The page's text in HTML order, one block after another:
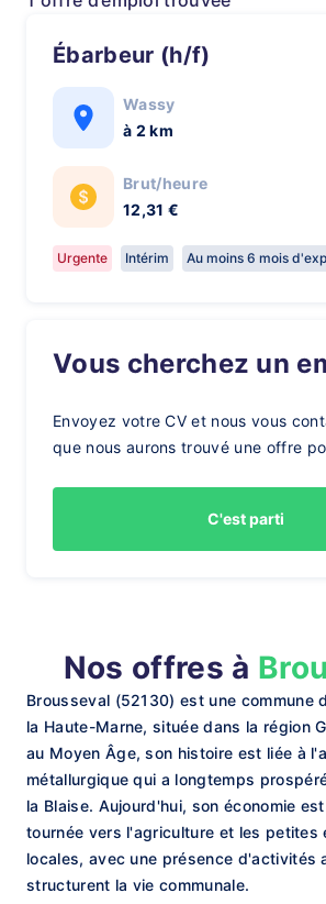
Ébarbeur (h/f)
Wassy
à 2 km
Brut/heure
12,31 €
Urgente Intérim Au moins 6 mois
Vous cherchez un
Envoyez votre CV et nous vous
que nous aurons trouvé une offre
C'est parti
Nos offres à
Brousseval (52130) est une commune
la Haute-Marne, située dans la région
au Moyen Âge, son histoire est liée à
métallurgique qui a longtemps
la Blaise. Aujourd'hui, son économie
tournée vers l'agriculture et les petites
locales, avec une présence d'activités
structurent la vie communale.